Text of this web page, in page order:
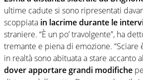
ultime cadute si sono ripresentati
scoppiata in lacrime durante le
straniere. “È un po’ travolgente”, ha
tremante e piena di emozione. “Sciare
in realtà sono abituata a stare accanto
dover apportare grandi modifiche